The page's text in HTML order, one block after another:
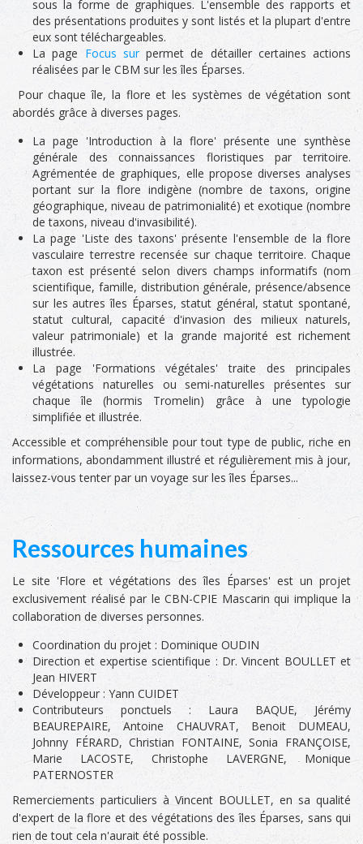
sous la forme de graphiques. L'ensemble des rapports et
des présentations produites y sont listés et la plupart d'entre
eux sont téléchargeables.
La page Focus surpermet de détailler certaines actions
réalisées par le CBM sur les îles Éparses.
Pour chaque île, la flore et les systèmes de végétation sont
abordés grâce à diverses pages.
La page 'Introduction à la flore' présente une synthèse
générale des connaissances floristiques par territoire.
Agrémentée de graphiques, elle propose diverses analyses
portant sur la flore indigène (nombre de taxons, origine
géographique, niveau de patrimonialité) et exotique (nombre
de taxons, niveau d'invasibilité).
La page 'Liste des taxons' présente l'ensemble de la flore
vasculaire terrestre recensée sur chaque territoire. Chaque
taxon est présenté selon divers champs informatifs (nom
scientifique, famille, distribution générale, présence/absence
sur les autres îles Éparses, statut général, statut spontané,
statut cultural, capacité d'invasion des milieux naturels,
valeur patrimoniale) et la grande majorité est richement
illustrée.
La page 'Formations végétales' traite des principales
végétations naturelles ou semi-naturelles présentes sur
chaque île (hormis Tromelin) grâce à une typologie
simplifiée et illustrée.
Accessible et compréhensible pour tout type de public, riche en
informations, abondamment illustré et régulièrement mis à jour,
laissez-vous tenter par un voyage sur les îles Éparses...
Ressources humaines
Le site 'Flore et végétations des îles Éparses' est un projet
exclusivement réalisé par le CBN-CPIE Mascarin qui implique la
collaboration de diverses personnes.
Coordination du projet : Dominique OUDIN
Direction et expertise scientifique : Dr. Vincent BOULLET et
Jean HIVERT
Développeur : Yann CUIDET
Contributeurs ponctuels : Laura BAQUE, Jérémy
BEAUREPAIRE, Antoine CHAUVRAT, Benoit DUMEAU,
Johnny FÉRARD, Christian FONTAINE, Sonia FRANÇOISE,
Marie LACOSTE, Christophe LAVERGNE, Monique
PATERNOSTER
Remerciements particuliers à Vincent BOULLET, en sa qualité
d'expert de la flore et des végétations des îles Éparses, sans qui
rien de tout cela n'aurait été possible.